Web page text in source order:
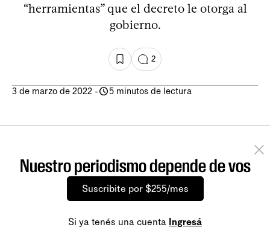
“herramientas” que el decreto le otorga al
gobierno.
2
3 de marzo de 2022 - 5 minutos de lectura
Nuestro periodismo depende de vos
Suscribite por $255/mes
Si ya tenés una cuenta Ingresá